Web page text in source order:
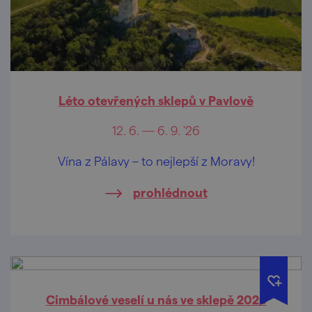
Léto otevřených sklepů v Pavlově
12. 6. — 6. 9. '26
Vína z Pálavy – to nejlepší z Moravy!
prohlédnout
Cimbálové veselí u nás ve sklepě 2026